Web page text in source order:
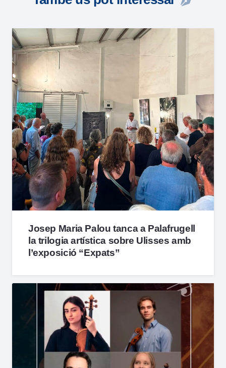
Josep Maria Palou tanca a Palafrugell
la trilogia artística sobre Ulisses amb
l’exposició “Expats”